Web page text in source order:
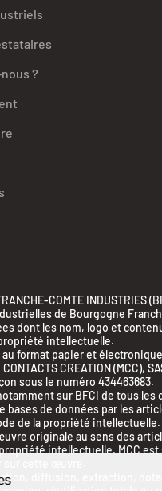
?
COMTE INDUSTRIES
de Bourgogne
dont les nom, logo et
intellectuelle.
format papier et
CREATION (MCC),
sous le numéro 434463683.
sur BFCI de tous
bases de données par les
de la propriété intellectuelle.
originale au sens des
intellectuelle. MCC
diffusion, extraction,